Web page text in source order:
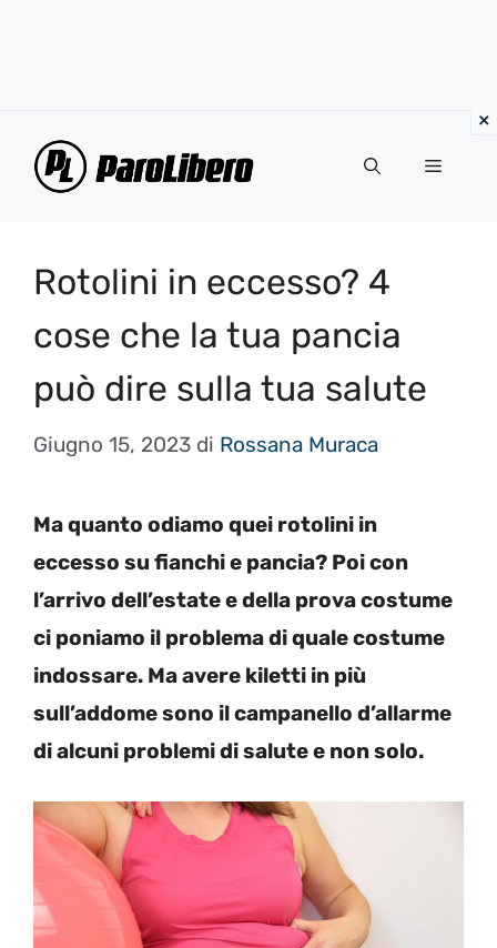
Menu
Rotolini in eccesso? 4
cose che la tua pancia
può dire sulla tua salute
Giugno 15, 2023 di Rossana Muraca
Ma quanto odiamo quei rotolini in
eccesso su fianchi e pancia? Poi con
l’arrivo dell’estate e della prova costume
ci poniamo il problema di quale costume
indossare. Ma avere kiletti in più
sull’addome sono il campanello d’allarme
di alcuni problemi di salute e non solo.